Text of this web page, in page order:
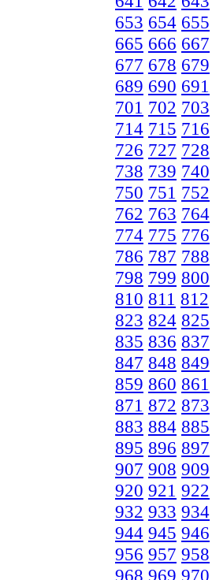
653 654 655
665 666 667
677 678 679
689 690 691
701 702 703
714 715 716
726 727 728
738 739 740
750 751 752
762 763 764
774 775 776
786 787 788
798 799 800
810 811 812
823 824 825
835 836 837
847 848 849
859 860 861
871 872 873
883 884 885
895 896 897
907 908 909
920 921 922
932 933 934
944 945 946
956 957 958
968 969 970